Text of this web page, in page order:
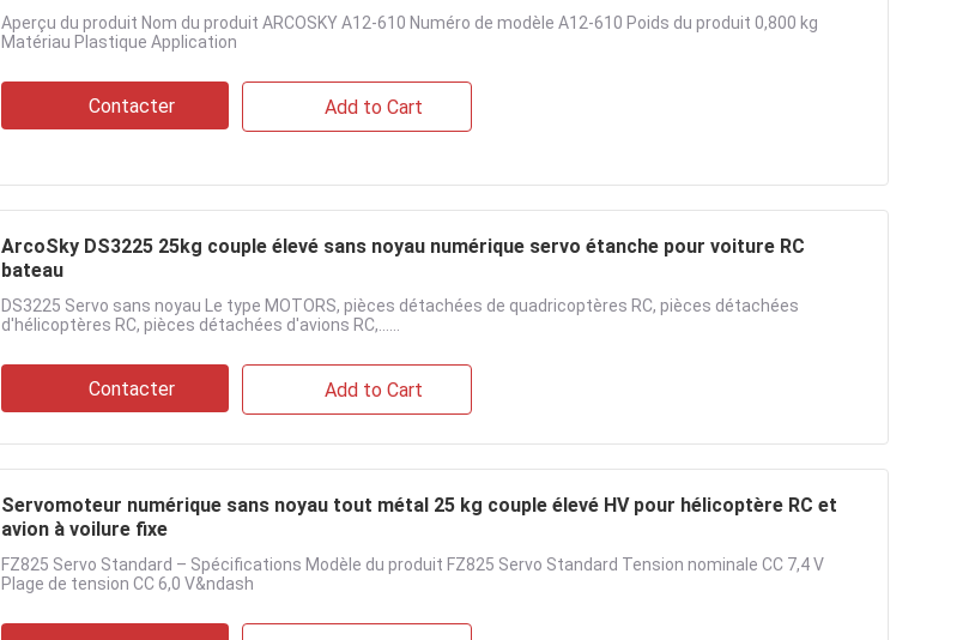
Aperçu du produit Nom du produit ARCOSKY A12-610 Numéro de modèle A12-610 Poids du produit 0,800 kg
Matériau Plastique Application
Contacter Add to Cart
ArcoSky DS3225 25kg couple élevé sans noyau numérique servo étanche pour voiture RC
bateau
DS3225 Servo sans noyau Le type MOTORS, pièces détachées de quadricoptères RC, pièces détachées
d'hélicoptères RC, pièces détachées d'avions RC,......
Contacter Add to Cart
Servomoteur numérique sans noyau tout métal 25 kg couple élevé HV pour hélicoptère RC et
avion à voilure fixe
FZ825 Servo Standard – Spécifications Modèle du produit FZ825 Servo Standard Tension nominale CC 7,4 V
Plage de tension CC 6,0 V&ndash